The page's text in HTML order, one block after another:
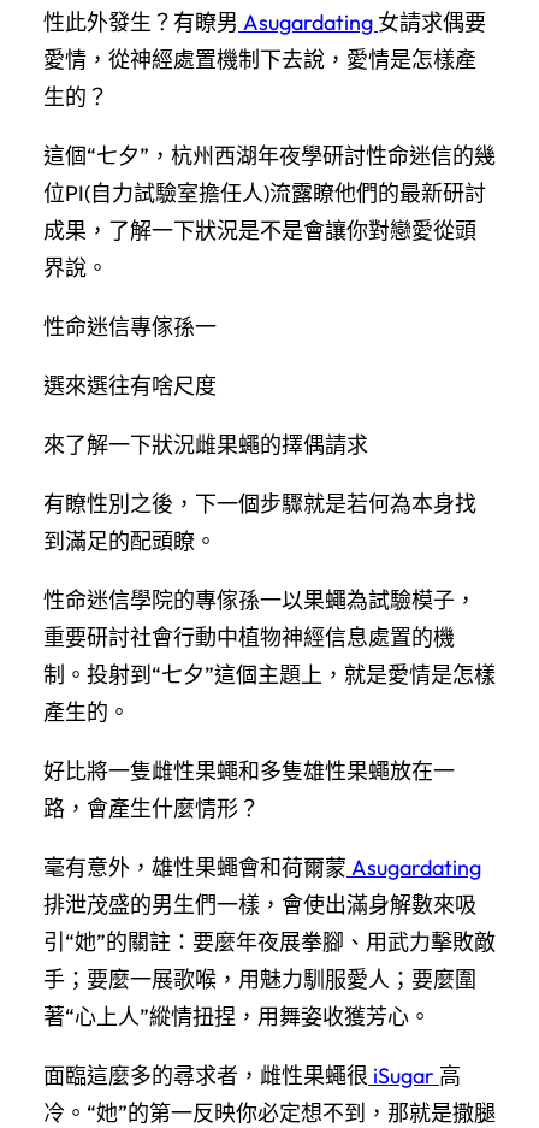
性此外發生？有瞭男 Asugardating 女請求偶要
愛情，從神經處置機制下去說，愛情是怎樣產
生的？
這個“七夕”，杭州西湖年夜學研討性命迷信的幾
位PI(自力試驗室擔任人)流露瞭他們的最新研討
成果，了解一下狀況是不是會讓你對戀愛從頭
界說。
性命迷信專傢孫一
選來選往有啥尺度
來了解一下狀況雌果蠅的擇偶請求
有瞭性別之後，下一個步驟就是若何為本身找
到滿足的配頭瞭。
性命迷信學院的專傢孫一以果蠅為試驗模子，
重要研討社會行動中植物神經信息處置的機
制。投射到“七夕”這個主題上，就是愛情是怎樣
產生的。
好比將一隻雌性果蠅和多隻雄性果蠅放在一
路，會產生什麼情形？
毫有意外，雄性果蠅會和荷爾蒙 Asugardating
排泄茂盛的男生們一樣，會使出滿身解數來吸
引“她”的關註：要麼年夜展拳腳、用武力擊敗敵
手；要麼一展歌喉，用魅力馴服愛人；要麼圍
著“心上人”縱情扭捏，用舞姿收獲芳心。
面臨這麼多的尋求者，雌性果蠅很 iSugar 高
冷。“她”的第一反映你必定想不到，那就是撒腿